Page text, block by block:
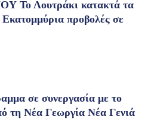
Το Λουτράκι κατακτά τα
προβολές σε
σε συνεργασία με το
τη Νέα Γεωργία Νέα Γενιά